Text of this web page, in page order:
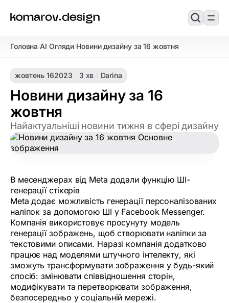
Головна/AI Огляди/Новини дизайну за 16 жовтня
жовтень 162023 3 хв Darina
Новини дизайну за 16
жовтня
Найактуальніші новини тижня в сфері дизайну
В месенджерах від Meta додали функцію ШІ-
генерації стікерів
Meta додає можливість генерації персоналізованих
наліпок за допомогою ШІ у Facebook Messenger.
Компанія використовує просунуту модель
генерації зображень, щоб cтворювати наліпки за
текстовими описами. Наразі компанія додатково
працює над моделями штучного інтелекту, які
зможуть трансформувати зображення у будь-який
спосіб: змінювати співвідношення сторін,
модифікувати та перетворювати зображення,
безпосередньо у соціальній мережі.